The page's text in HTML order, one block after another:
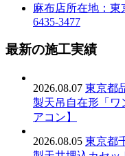
麻布店所在地：
6435-3477
最新の施工実績
2026.08.07 東京都
製天吊自在形「ワ
アコン】
2026.08.05 東京都